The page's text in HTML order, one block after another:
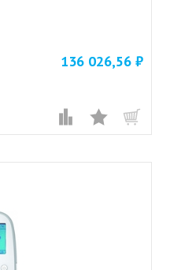
136 026,56 ₽